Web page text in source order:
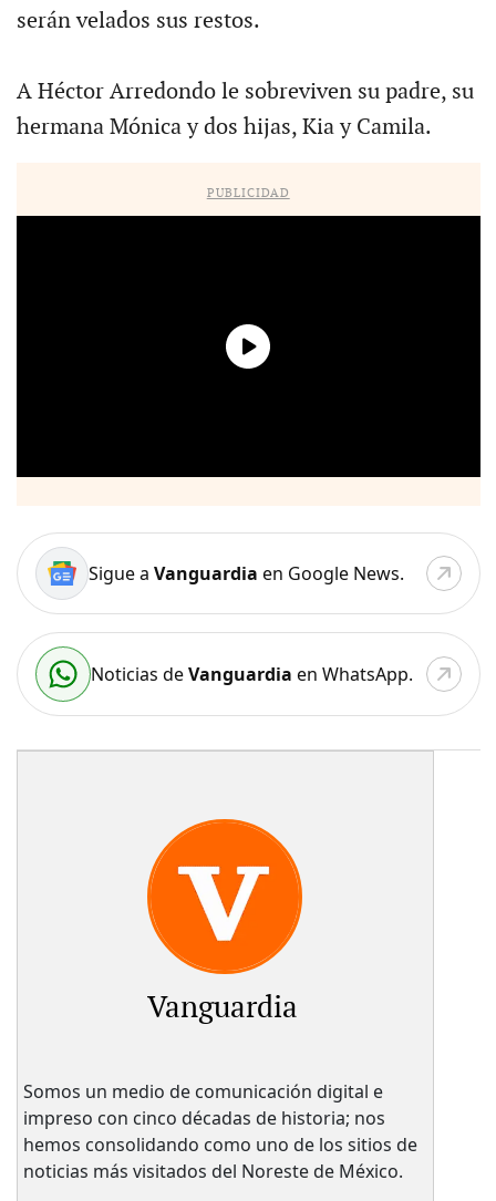
serán velados sus restos.
A Héctor Arredondo le sobreviven su padre, su
hermana Mónica y dos hijas, Kia y Camila.
PUBLICIDAD
Sigue a Vanguardia en Google News.
Noticias deVanguardia en WhatsApp.
Vanguardia
Somos un medio de comunicación digital e
impreso con cinco décadas de historia; nos
hemos consolidando como uno de los sitios de
noticias más visitados del Noreste de México.